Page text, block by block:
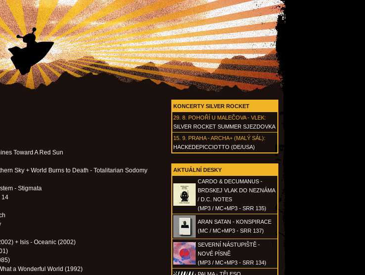
KONCERTY SILVER ROCKET
29. 8. POHOŘÍ U MALEČOVA - VLEK:
SILVER ROCKET SUMMER SJEZDOVKA
15. 9. PRAHA - ARCHA+ (MALÝ SÁL):
HACKEDEPICCIOTTO (DE/USA)
AKTUÁLNÍ DESKY
CARDO & DECUMANUS -
BRDSKEJ VLAK DO NEZNÁMA
/ D.C. NOTES
(MP3 / MC+MP3 - SRR 135)
ARAN SATAN - KONSPIRACE
(MC / MC+MP3 - SRR 137)
SEVERNÍ NÁSTUPIŠTĚ -
NOVÉ PÍSNĚ
(MP3 / MC+MP3 - SRR 134)
Toward A Red Sun
Sky + World Burns to Death - Totalitarian Sodomy
- Stigmata
14
+ Isis - Oceanic (2002)
a Wonderful World (1992)